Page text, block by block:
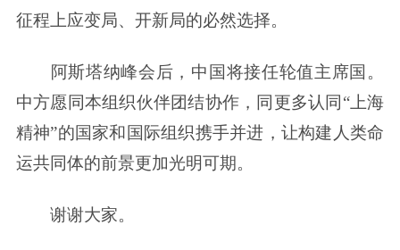
征程上应变局、开新局的必然选择。
阿斯塔纳峰会后，中国将接任轮值主席国。
中方愿同本组织伙伴团结协作，同更多认同“上海
精神”的国家和国际组织携手并进，让构建人类命
运共同体的前景更加光明可期。
谢谢大家。